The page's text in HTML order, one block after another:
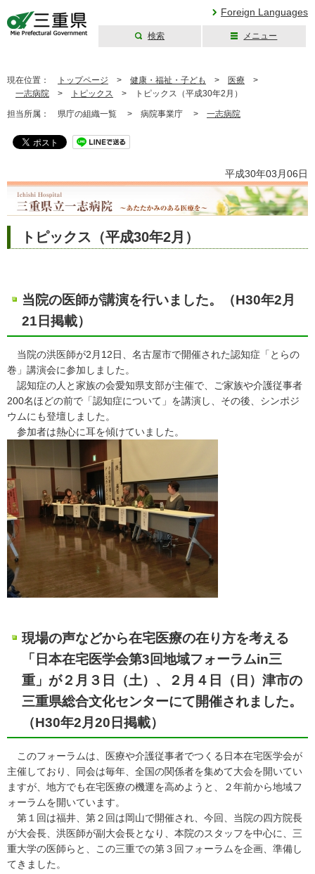
Foreign Languages
検索 メニュー
現在位置： トップページ > 健康・福祉・子ども > 医療 >
一志病院 > トピックス > トピックス（平成30年2月）
担当所属： 県庁の組織一覧 > 病院事業庁 > 一志病院
平成30年03月06日
トピックス（平成30年2月）
当院の医師が講演を行いました。（H30年2月
21日掲載）
当院の洪医師が2月12日、名古屋市で開催された認知症「とらの
巻」講演会に参加しました。
認知症の人と家族の会愛知県支部が主催で、ご家族や介護従事者
200名ほどの前で「認知症について」を講演し、その後、シンポジ
ウムにも登壇しました。
参加者は熱心に耳を傾けていました。
現場の声などから在宅医療の在り方を考える
「日本在宅医学会第3回地域フォーラムin三
重」が２月３日（土）、２月４日（日）津市の
三重県総合文化センターにて開催されました。
（H30年2月20日掲載）
このフォーラムは、医療や介護従事者でつくる日本在宅医学会が
主催しており、同会は毎年、全国の関係者を集めて大会を開いてい
ますが、地方でも在宅医療の機運を高めようと、２年前から地域フ
ォーラムを開いています。
第１回は福井、第２回は岡山で開催され、今回、当院の四方院長
が大会長、洪医師が副大会長となり、本院のスタッフを中心に、三
重大学の医師らと、この三重での第３回フォーラムを企画、準備し
てきました。